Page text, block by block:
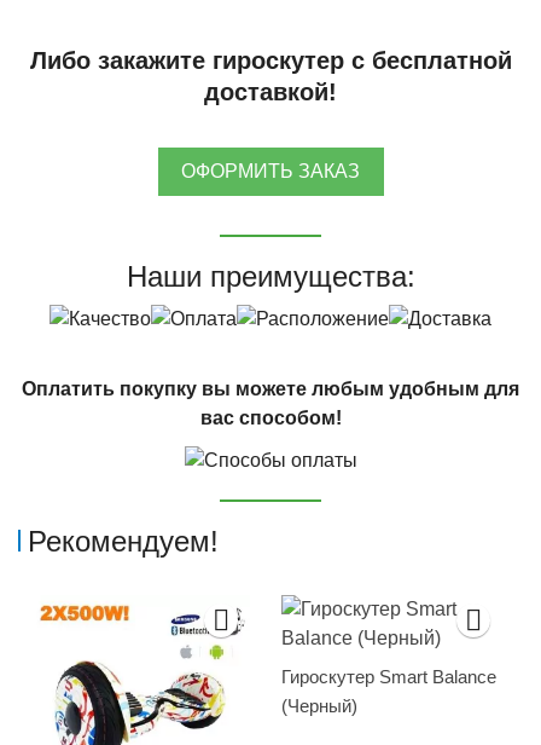
Либо закажите гироскутер с бесплатной
доставкой!
ОФОРМИТЬ ЗАКАЗ
Наши преимущества:
Оплатить покупку вы можете любым удобным для
вас способом!
Рекомендуем!
Гироскутер Smart Balance
(Черный)